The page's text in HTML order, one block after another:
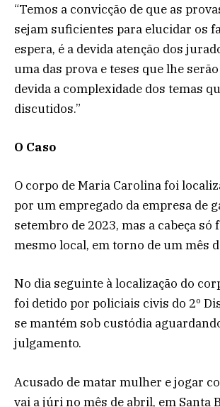
“Temos a convicção de que as
sejam suficientes para elucidar os
espera, é a devida atenção dos
uma das prova e teses que lhe
devida a complexidade dos temas
discutidos.”
O Caso
O corpo de Maria Carolina foi
por um empregado da empresa de
setembro de 2023, mas a cabeça só
mesmo local, em torno de um mês
No dia seguinte à localização do
foi detido por policiais civis do 2º
se mantém sob custódia
julgamento.
Acusado de matar mulher e jogar
vai a júri no mês de abril, em Santa